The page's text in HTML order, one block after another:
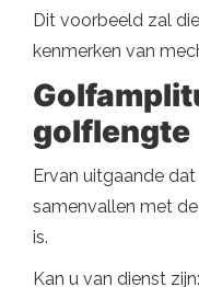
Dit voorbeeld zal
kenmerken van
golflengte
Ervan uitgaande
samenvallen met
is.
Kan u van dienst